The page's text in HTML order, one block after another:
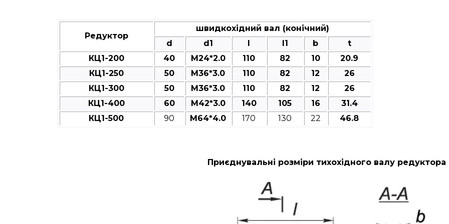
Редуктор
швидкохідний вал (конічний)
d
d1 l l1 b
t
КЦ1-200
40 M24*2.0 110 82 10
20.9
КЦ1-250
50 M36*3.0 110 82 12
26
КЦ1-300
50 M36*3.0 110 82 12
26
КЦ1-400
60 M42*3.0 140 105 16
31.4
КЦ1-500
90 M64*4.0 170 130 22 46.8
Приєднувальні розміри тихохідного валу редуктора